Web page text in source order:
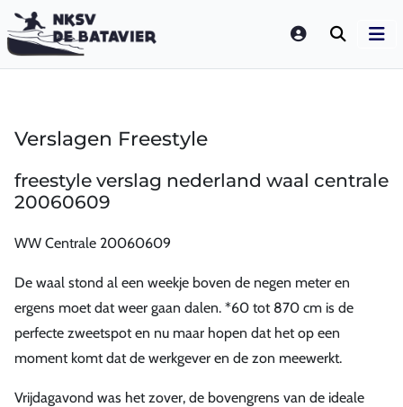
LOGIN
Verslagen Freestyle
freestyle verslag nederland waal centrale
20060609
WW Centrale 20060609
De waal stond al een weekje boven de negen meter en
ergens moet dat weer gaan dalen. *60 tot 870 cm is de
perfecte zweetspot en nu maar hopen dat het op een
moment komt dat de werkgever en de zon meewerkt.
Vrijdagavond was het zover, de bovengrens van de ideale